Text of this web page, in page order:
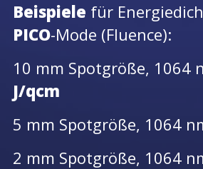
Beispiele für
PICO-Mode (Fluence):
10 mm Spotgröße, 1064
J/qcm
5 mm Spotgröße, 1064
2 mm Spotgröße, 1064